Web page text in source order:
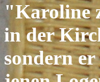
"Karoline
in der
sondern